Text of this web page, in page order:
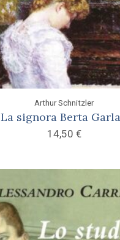
Arthur Schnitzler
La signora Berta
14,50 €